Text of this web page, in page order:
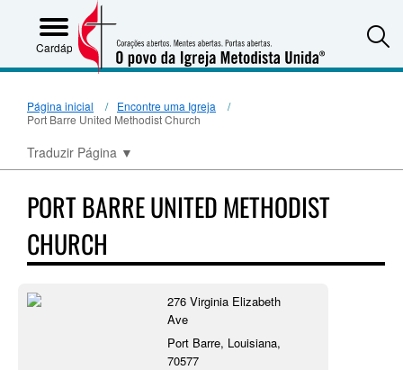
Cardápio
Página inicial
Encontre uma Igreja
Port Barre United Methodist Church
Traduzir Página ▼
PORT BARRE UNITED METHODIST
CHURCH
276 Virginia Elizabeth
Ave
Port Barre, Louisiana,
70577